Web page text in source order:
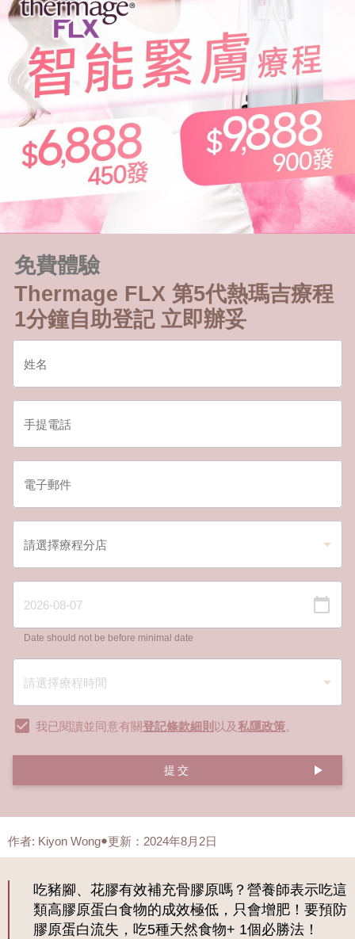
免費體驗
Thermage FLX 第5代熱瑪吉療程
1分鐘自助登記 立即辦妥
Date should not be before minimal date
我已閱讀並同意有關登記條款細則 以及私隱政策。
提交
作者: Kiyon Wong 更新：2024年8月2日
吃豬腳、花膠有效補充骨膠原嗎？營養師表示吃這
類高膠原蛋白食物的成效極低，只會增肥！要預防
膠原蛋白流失，吃5種天然食物+ 1個必勝法！